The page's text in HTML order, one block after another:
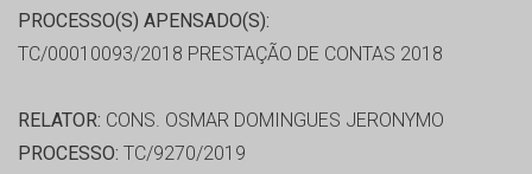
PROCESSO(S) APENSADO(S):
TC/00010093/2018 PRESTAÇÃO DE CONTAS 2018
RELATOR: CONS. OSMAR DOMINGUES JERONYMO
PROCESSO: TC/9270/2019